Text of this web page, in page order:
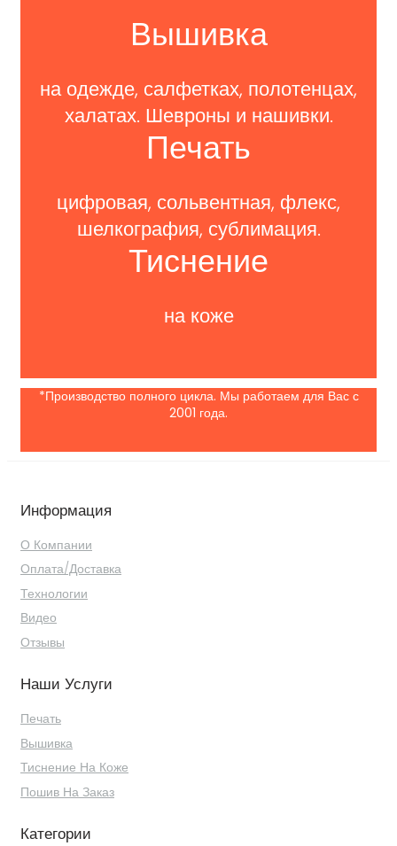
Вышивка
на одежде, салфетках, полотенцах,
халатах. Шевроны и нашивки.
Печать
цифровая, сольвентная, флекс,
шелкография, сублимация.
Тиснение
на коже
*Производство полного цикла. Мы работаем для Вас с
2001 года.
Информация
О Компании
Оплата/Доставка
Технологии
Видео
Отзывы
Наши Услуги
Печать
Вышивка
Тиснение На Коже
Пошив На Заказ
Категории